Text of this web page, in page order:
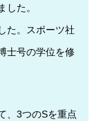
した。
た。スポーツ社
士号の学位を修
、3つのSを重点